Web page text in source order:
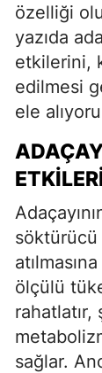
özelliği
yazıda
etkilerini,
edilmesi
ele
ölçülü
rahatlatır,
sağlar.